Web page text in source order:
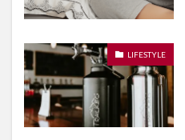
LIFESTYLE